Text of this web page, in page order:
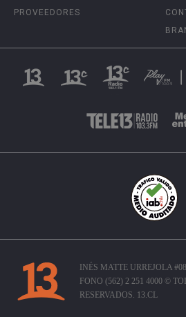
PROVEEDORES
INÉS MATTE URREJOLA
FONO (562) 2 251 4000 ©
RESERVADOS. 13.CL